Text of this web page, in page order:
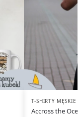
T-SHIRTY MĘSKIE
Accross the